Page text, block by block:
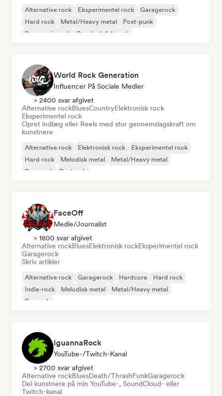
Alternative rock Eksperimentel rock
Garagerock
Hard rock
Metal/Heavy metal
Post-punk
Progressiv rock
Psychedelisk rock
World Rock Generation
Influencer På Sociale Medier
> 2400 svar afgivet
Alternative rockBluesCountryElektronisk rock
Eksperimentel rock
Opret indlæg eller Reels med stor gennemslagskraft om
kunstnere
Alternative rock Elektronisk rock
Eksperimentel rock
Hard rock
Melodisk metal
Metal/Heavy metal
Pop-punk
Postrock
FaceOff
Medie/journalist
> 1800 svar afgivet
Alternative rockBluesElektronisk rockEksperimentel rock
Garagerock
Skriv artikler
Alternative rock Garagerock Hardcore
Hard rock
Indie-rock
Melodisk metal
Metal/Heavy metal
Poprock
IguannaRock
YouTube-/Twitch-Kanal
> 2700 svar afgivet
Alternative rockBluesDeath/ThrashFunkGaragerock
Del kunstnere på min YouTube-, SoundCloud- eller
Twitch-kanal